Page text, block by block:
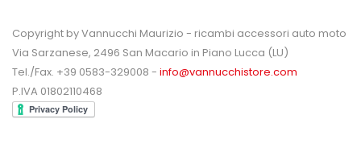
Copyright by Vannucchi Maurizio - ricambi accessori auto moto
Via Sarzanese, 2496 San Macario in Piano Lucca (LU)
Tel./Fax. +39 0583-329008 - info@vannucchistore.com
P.IVA 01802110468